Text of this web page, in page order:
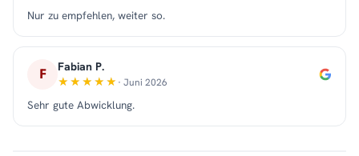
Nur zu empfehlen, weiter so.
F Fabian P.
· Juni 2026
Sehr gute Abwicklung.